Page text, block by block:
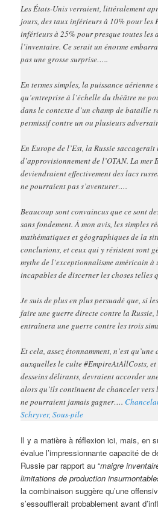
Les États-Unis verraient, littéralement
jours, des taux inférieurs à 10% pour les
inférieurs à 25% pour presque toutes les
l’inventaire. Ce serait un énorme
pas une grosse surprise…..
En termes simples, la puissance
qu’entreprise à l’échelle du théâtre ne
dans le contexte d’un champ de bataille
permissif contre un ou plusieurs
En Europe de l’Est, la Russie saccagerait
d’approvisionnement de l’OTAN. La
deviendraient effectivement des lacs
ne pourraient pas s’aventurer….
Beaucoup sont convaincus que ce sont
sans fondement. À mon avis, les simples
mathématiques et géographiques de la
conclusions, et ceux qui y résistent sont
mythe de l’exceptionnalisme américain à
incapables de discerner les choses telles
Je suis de plus en plus persuadé que, si
faire une guerre directe contre la Russie,
entraînera une guerre contre les trois
Et cela, assez étonnamment, n’est
auxquelles le culte #EmpireAtAllCosts, et
desseins délirants, devraient accorder
alors qu’ils continuent de chanceler vers
ne pourraient jamais gagner….
Schryver, Sous-pile
Il y a matière à réflexion ici, mais, en
évalue l’impressionnante capacité de
Russie par rapport au “maigre
limitations de production
la combinaison suggère qu’une
s’essoufflerait probablement avant